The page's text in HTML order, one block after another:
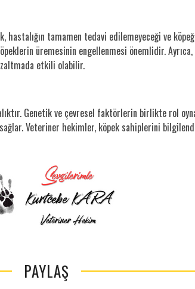
tamamen tedavi edilemeyeceği ve
üremesinin engellenmesi önemlidir. Ayrıca,
etkili olabilir.
Genetik ve çevresel faktörlerin birlikte rol
Veteriner hekimler, köpek sahiplerini
PAYLAŞ